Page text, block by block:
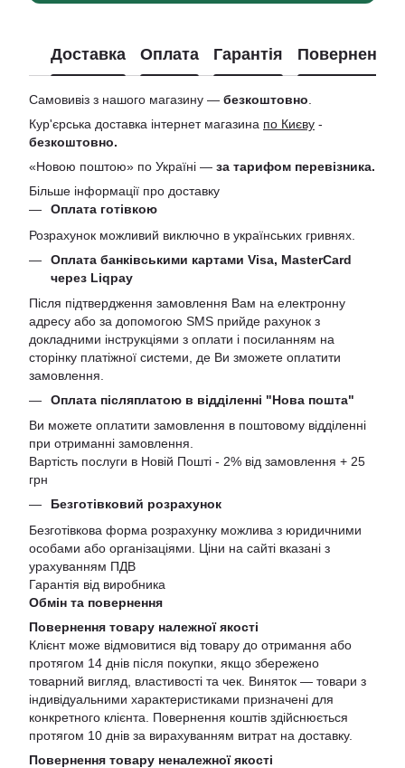
Доставка Оплата Гарантія Повернення
Самовивіз з нашого магазину — безкоштовно
Кур'єрська доставка інтернет магазина по Києву -
безкоштовно.
«Новою поштою» по Україні — за тарифом перевізника.
Більше інформації про доставку
Оплата готівкою
Розрахунок можливий виключно в українських гривнях.
Оплата банківськими картами Visa, MasterCard
через Liqpay
Після підтвердження замовлення Вам на електронну
адресу або за допомогою SMS прийде рахунок з
докладними інструкціями з оплати і посиланням на
сторінку платіжної системи, де Ви зможете оплатити
замовлення.
Оплата післяплатою в відділенні "Нова пошта"
Ви можете оплатити замовлення в поштовому відділенні
при отриманні замовлення.
Вартість послуги в Новій Пошті - 2% від замовлення + 25
грн
Безготівковий розрахунок
Безготівкова форма розрахунку можлива з юридичними
особами або організаціями. Ціни на сайті вказані з
урахуванням ПДВ
Гарантія від виробника
Обмін та повернення
Повернення товару належної якості
Клієнт може відмовитися від товару до отримання або
протягом 14 днів після покупки, якщо збережено
товарний вигляд, властивості та чек. Виняток — товари з
індивідуальними характеристиками призначені для
конкретного клієнта. Повернення коштів здійснюється
протягом 10 днів за вирахуванням витрат на доставку.
Повернення товару неналежної якості